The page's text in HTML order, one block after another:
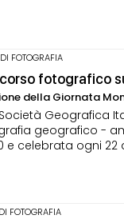
FOTOGRAFIA
fotografico
della Giornata
Geografica
geografico -
e celebrata ogni
FOTOGRAFIA